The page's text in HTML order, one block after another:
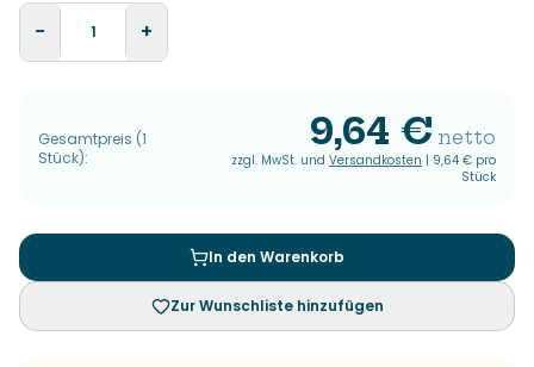
− +
Gesamtpreis (1
Stück):
9,64 € netto
zzgl. MwSt. und Versandkosten | 9,64 € pro
Stück
In den Warenkorb
Zur Wunschliste hinzufügen